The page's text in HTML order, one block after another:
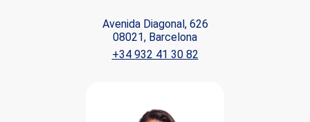
Avenida Diagonal, 626
08021, Barcelona
+34 932 41 30 82